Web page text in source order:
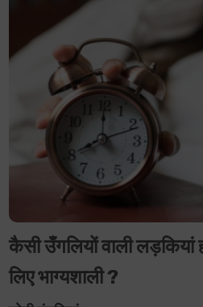
कैसी उँगलियों वाली लड़कियां
लिए भाग्यशाली ?